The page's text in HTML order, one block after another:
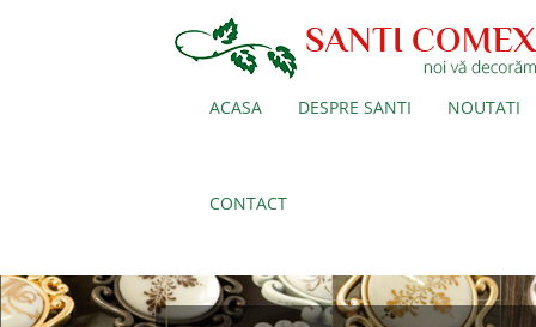
ACASA DESPRE SANTI NOUTATI
CONTACT